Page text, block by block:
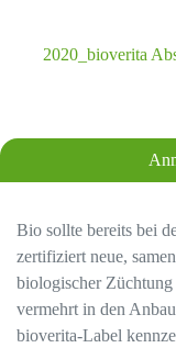
2020_bioverita
Bio sollte bereits bei
zertifiziert neue,
biologischer Züchtung
vermehrt in den
bioverita-Label